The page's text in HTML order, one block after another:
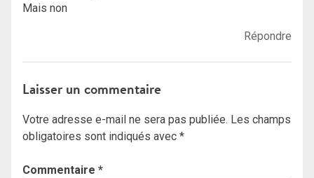
Mais non
Répondre
Laisser un commentaire
Votre adresse e-mail ne sera pas publiée. Les champs
obligatoires sont indiqués avec *
Commentaire *